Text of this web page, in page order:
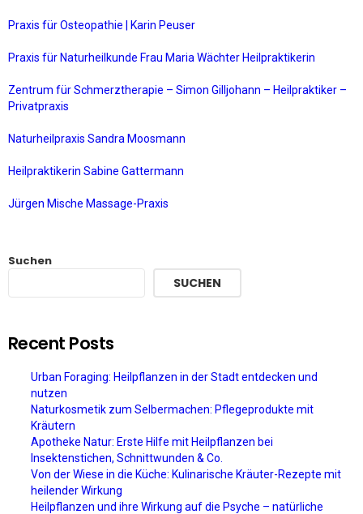
Praxis für Osteopathie | Karin Peuser
Praxis für Naturheilkunde Frau Maria Wächter Heilpraktikerin
Zentrum für Schmerztherapie – Simon Gilljohann – Heilpraktiker –
Privatpraxis
Naturheilpraxis Sandra Moosmann
Heilpraktikerin Sabine Gattermann
Jürgen Mische Massage-Praxis
Suchen
SUCHEN
Recent Posts
Urban Foraging: Heilpflanzen in der Stadt entdecken und
nutzen
Naturkosmetik zum Selbermachen: Pflegeprodukte mit
Kräutern
Apotheke Natur: Erste Hilfe mit Heilpflanzen bei
Insektenstichen, Schnittwunden & Co.
Von der Wiese in die Küche: Kulinarische Kräuter-Rezepte mit
heilender Wirkung
Heilpflanzen und ihre Wirkung auf die Psyche – natürliche